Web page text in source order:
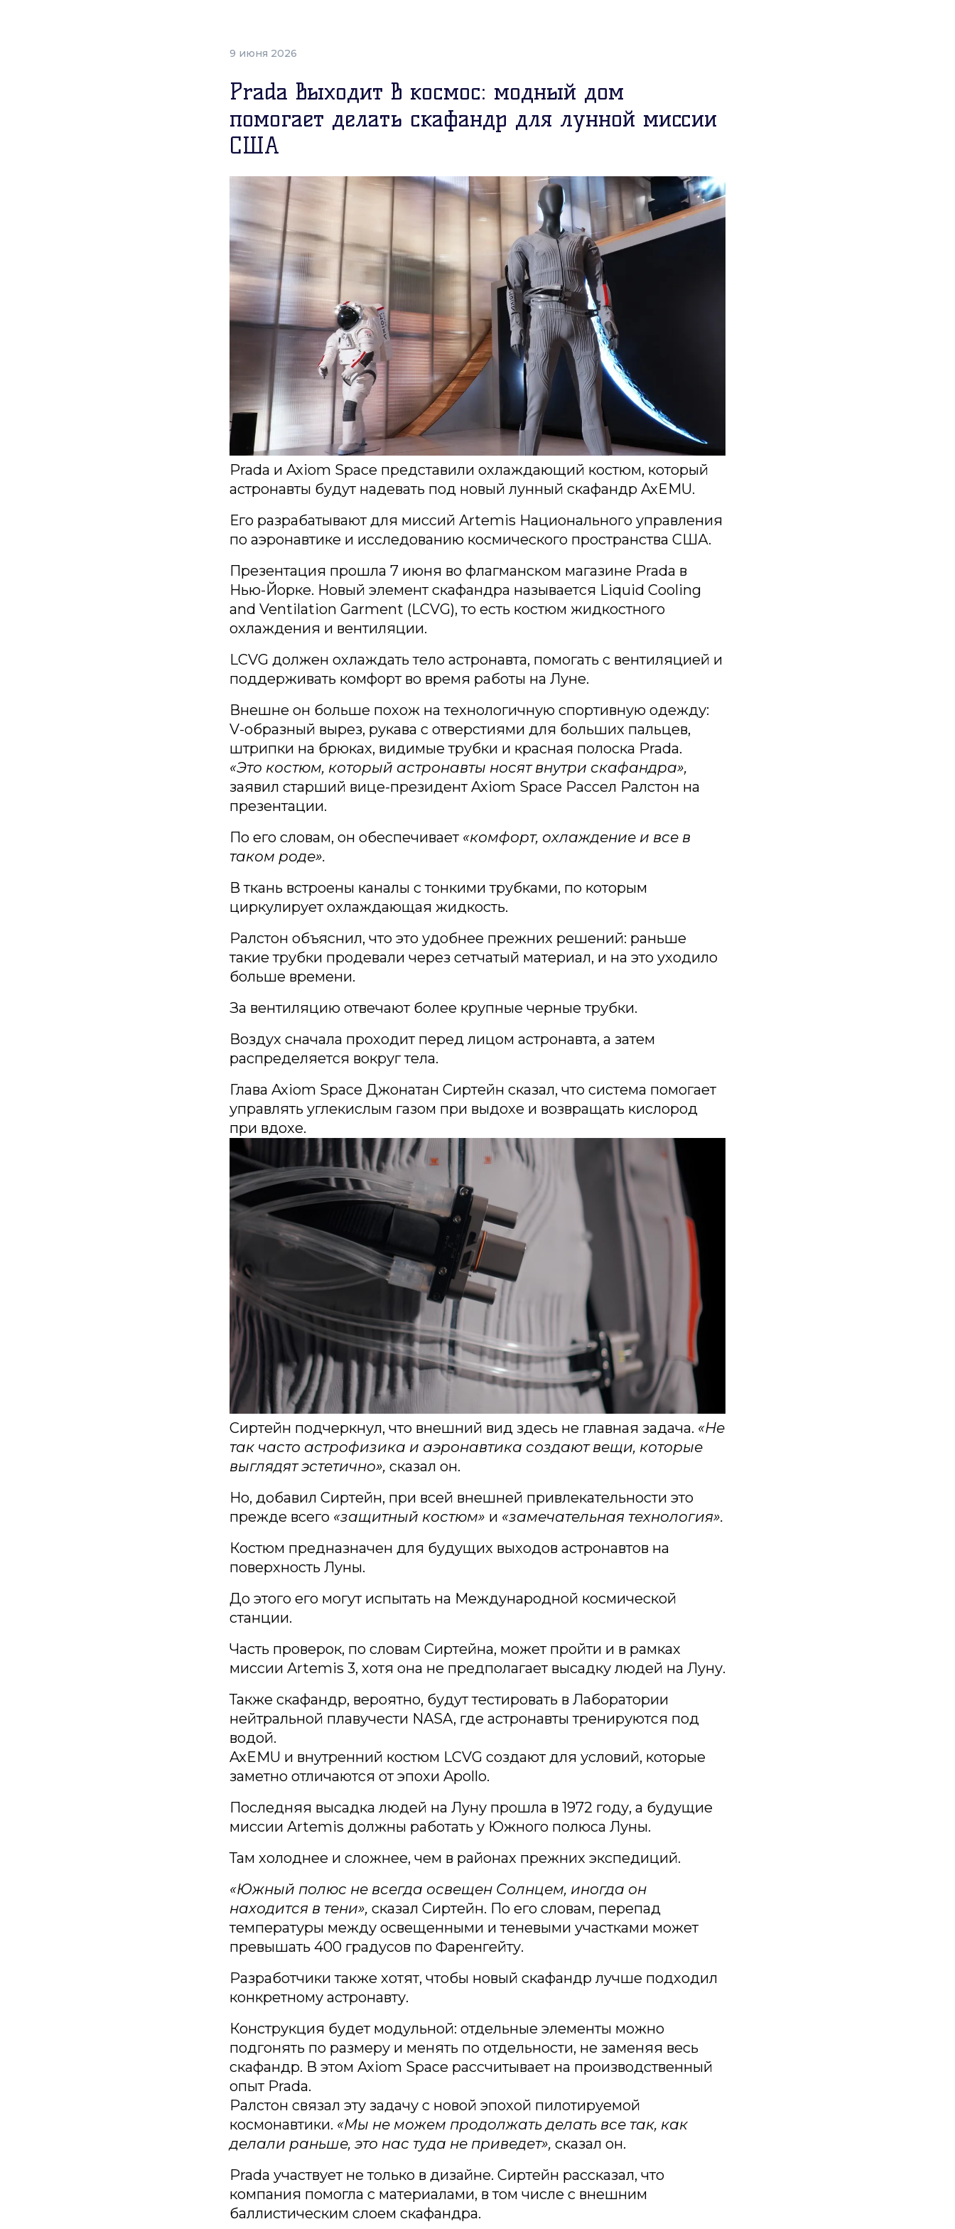
9 июня 2026
Prada выходит в космос: модный дом
помогает делать скафандр для лунной миссии
США
Prada и Axiom Space представили охлаждающий костюм, который
астронавты будут надевать под новый лунный скафандр AxEMU.
Его разрабатывают для миссий Artemis Национального управления
по аэронавтике и исследованию космического пространства США.
Презентация прошла 7 июня во флагманском магазине Prada в
Нью-Йорке. Новый элемент скафандра называется Liquid Cooling
and Ventilation Garment (LCVG), то есть костюм жидкостного
охлаждения и вентиляции.
LCVG должен охлаждать тело астронавта, помогать с вентиляцией и
поддерживать комфорт во время работы на Луне.
Внешне он больше похож на технологичную спортивную одежду:
V-образный вырез, рукава с отверстиями для больших пальцев,
штрипки на брюках, видимые трубки и красная полоска Prada.
«Это костюм, который астронавты носят внутри скафандра»,
заявил старший вице-президент Axiom Space Рассел Ралстон на
презентации.
По его словам, он обеспечивает«комфорт, охлаждение и все в
таком роде».
В ткань встроены каналы с тонкими трубками, по которым
циркулирует охлаждающая жидкость.
Ралстон объяснил, что это удобнее прежних решений: раньше
такие трубки продевали через сетчатый материал, и на это уходило
больше времени.
За вентиляцию отвечают более крупные черные трубки.
Воздух сначала проходит перед лицом астронавта, а затем
распределяется вокруг тела.
Глава Axiom Space Джонатан Сиртейн сказал, что система помогает
управлять углекислым газом при выдохе и возвращать кислород
при вдохе.
Сиртейн подчеркнул, что внешний вид здесь не главная задача. «Не
так часто астрофизика и аэронавтика создают вещи, которые
выглядят эстетично», сказал он.
Но, добавил Сиртейн, при всей внешней привлекательности это
прежде всего «защитный костюм» и «замечательная технология».
Костюм предназначен для будущих выходов астронавтов на
поверхность Луны.
До этого его могут испытать на Международной космической
станции.
Часть проверок, по словам Сиртейна, может пройти и в рамках
миссии Artemis 3, хотя она не предполагает высадку людей на Луну.
Также скафандр, вероятно, будут тестировать в Лаборатории
нейтральной плавучести NASA, где астронавты тренируются под
водой.
AxEMU и внутренний костюм LCVG создают для условий, которые
заметно отличаются от эпохи Apollo.
Последняя высадка людей на Луну прошла в 1972 году, а будущие
миссии Artemis должны работать у Южного полюса Луны.
Там холоднее и сложнее, чем в районах прежних экспедиций.
«Южный полюс не всегда освещен Солнцем, иногда он
находится в тени», сказал Сиртейн. По его словам, перепад
температуры между освещенными и теневыми участками может
превышать 400 градусов по Фаренгейту.
Разработчики также хотят, чтобы новый скафандр лучше подходил
конкретному астронавту.
Конструкция будет модульной: отдельные элементы можно
подгонять по размеру и менять по отдельности, не заменяя весь
скафандр. В этом Axiom Space рассчитывает на производственный
опыт Prada.
Ралстон связал эту задачу с новой эпохой пилотируемой
космонавтики. «Мы не можем продолжать делать все так, как
делали раньше, это нас туда не приведет», сказал он.
Prada участвует не только в дизайне. Сиртейн рассказал, что
компания помогла с материалами, в том числе с внешним
баллистическим слоем скафандра.